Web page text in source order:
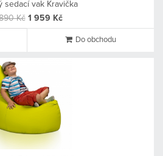
sedací vak Kravička
Kč 1 959 Kč
Do obchodu